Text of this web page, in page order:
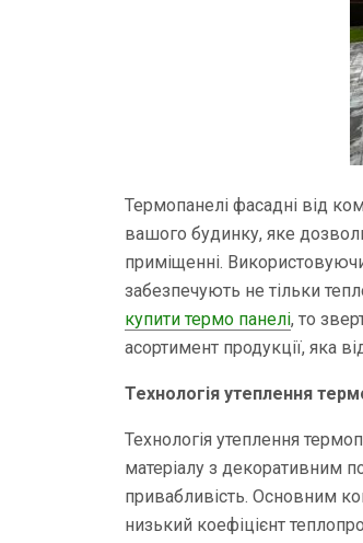
Термопанелі фасадні від
вашого будинку, яке
приміщенні.
забезпечують не тільки
купити термо панелі, то
асортимент продукції, яка
Технологія утеплення
Технологія утеплення
матеріалу з декоративним
привабливість. Основним
низький коефіцієнт